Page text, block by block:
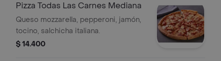
Pizza Todas Las Carnes Mediana
Queso mozzarella, pepperoni, jamón,
tocino, salchicha italiana.
$ 14.400